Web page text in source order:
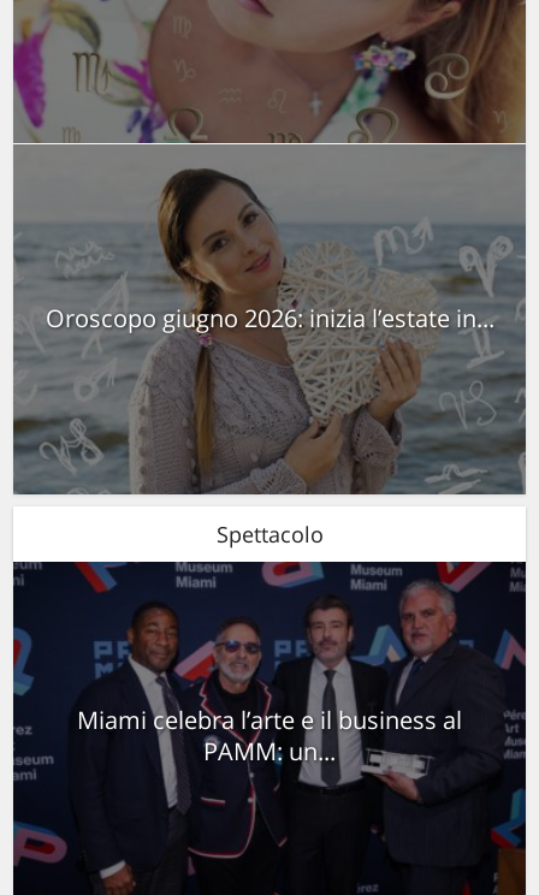
Oroscopo giugno 2026: inizia l’estate in...
Spettacolo
Miami celebra l’arte e il business al
PAMM: un...